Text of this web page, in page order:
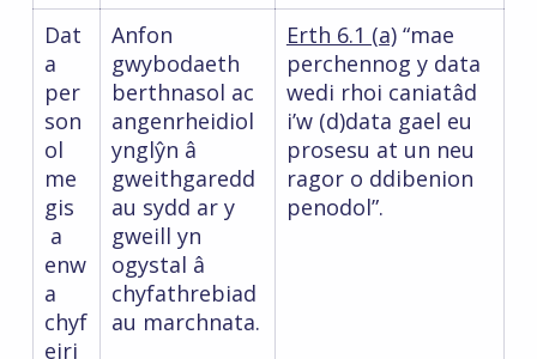
Dat
a
per
son
ol
me
gis
a
enw
a
chyf
eiri
Anfon
gwybodaeth
berthnasol ac
angenrheidiol
ynglŷn â
gweithgaredd
au sydd ar y
gweill yn
ogystal â
chyfathrebiad
au marchnata.
Erth 6.1 (a)“mae
perchennog y data
wedi rhoi caniatâd
i’w (d)data gael eu
prosesu at un neu
ragor o ddibenion
penodol”.